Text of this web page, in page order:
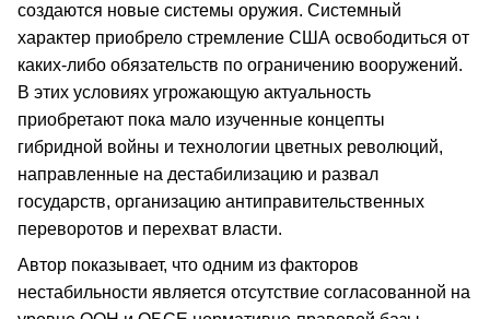
создаются новые системы оружия. Системный
характер приобрело стремление США освободиться от
каких-либо обязательств по ограничению вооружений.
В этих условиях угрожающую актуальность
приобретают пока мало изученные концепты
гибридной войны и технологии цветных революций,
направленные на дестабилизацию и развал
государств, организацию антиправительственных
переворотов и перехват власти.
Автор показывает, что одним из факторов
нестабильности является отсутствие согласованной на